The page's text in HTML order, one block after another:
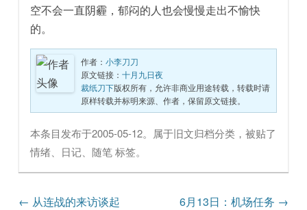
空不会一直阴霾，郁闷的人也会慢慢走出不愉快
的。
作者：小李刀刀
原文链接：十月九日夜
裁纸刀下版权所有，允许非商业用途转载，转载时请
原样转载并标明来源、作者，保留原文链接。
本条目发布于2005-05-12。属于旧文归档分类，被贴了
情绪
日记 、随笔 标签。
文章导航
← 从连战的来访谈起 6月13日：机场任务 →